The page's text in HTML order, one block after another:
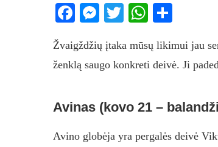
Facebook
Messenger
Twitter
Žvaigždžių įtaka mūsų likimui jau
ženklą saugo konkreti deivė. Ji
Avinas (kovo 21 –
Avino globėja yra pergalės deivė